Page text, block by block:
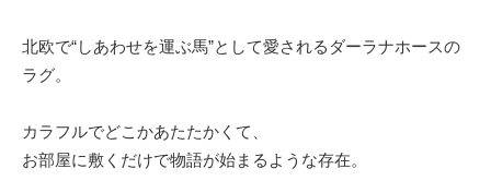
北欧で“しあわせを運ぶ馬”として愛されるダーラナホースの
ラグ。
カラフルでどこかあたたかくて、
お部屋に敷くだけで物語が始まるような存在。